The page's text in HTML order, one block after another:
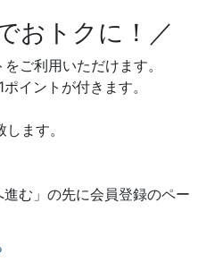
おトクに！／
ご利用いただけます。
イントが付きます。
ます。
む」の先に会員登録のペー